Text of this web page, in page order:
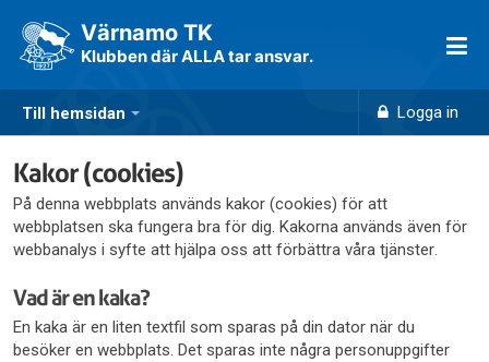
Till hemsidan Logga in
Värnamo TK
Klubben där ALLA tar ansvar.
Kakor (cookies)
På denna webbplats används kakor (cookies) för att
webbplatsen ska fungera bra för dig. Kakorna används även för
webbanalys i syfte att hjälpa oss att förbättra våra tjänster.
Vad är en kaka?
En kaka är en liten textfil som sparas på din dator när du
besöker en webbplats. Det sparas inte några personuppgifter